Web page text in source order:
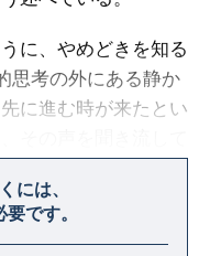
に、やめどきを知る
考の外にある静か
に進む時が来たとい
には、
です。